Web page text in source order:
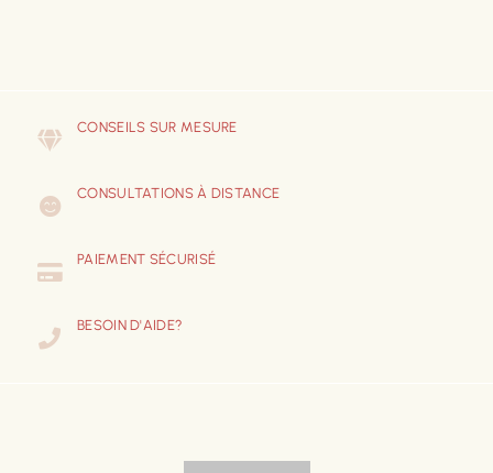
CONSEILS SUR MESURE
CONSULTATIONS À DISTANCE
PAIEMENT SÉCURISÉ
BESOIN D'AIDE?